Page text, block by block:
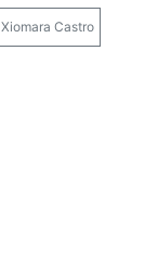
Xiomara Castro